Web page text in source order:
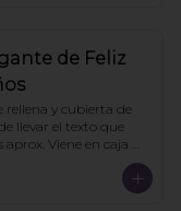
de Feliz
rellena y cubierta de
llevar el texto que
aprox. Viene en caja